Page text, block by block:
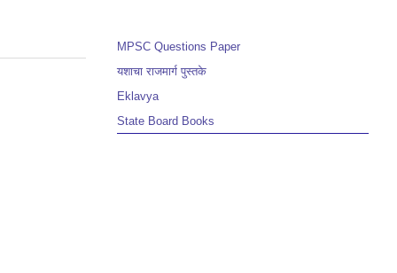
MPSC Questions Paper
यशाचा राजमार्ग पुस्तके
Eklavya
State Board Books